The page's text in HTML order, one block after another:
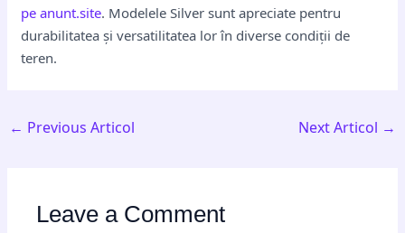
pe anunt.site. Modelele Silver sunt apreciate pentru
durabilitatea și versatilitatea lor în diverse condiții de
teren.
← Previous Articol Next Articol →
Leave a Comment